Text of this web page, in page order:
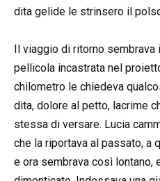
dita gelide le strinsero il
Il viaggio di ritorno sembrava
pellicola incastrata nel
chilometro le chiedeva
dita, dolore al petto, lacrime
stessa di versare. Lucia
che la riportava al passato, a
e ora sembrava così lontano,